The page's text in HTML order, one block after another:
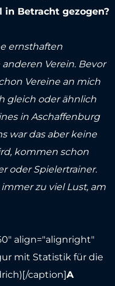
in Betracht gezogen?
ernsthaften
Verein. Bevor
Vereine an mich
gleich oder ähnlich
in Aschaffenburg
war das aber keine
kommen schon
oder Spielertrainer.
zu viel Lust, am
align="alignright"
mit Statistik für die
caption]A